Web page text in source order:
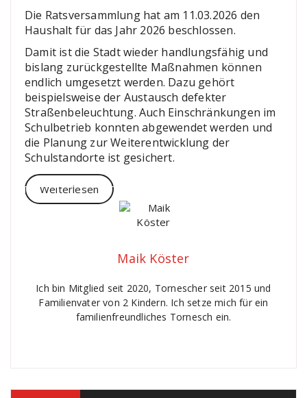
Die Ratsversammlung hat am 11.03.2026 den
Haushalt für das Jahr 2026 beschlossen.
Damit ist die Stadt wieder handlungsfähig und
bislang zurückgestellte Maßnahmen können
endlich umgesetzt werden. Dazu gehört
beispielsweise der Austausch defekter
Straßenbeleuchtung. Auch Einschränkungen im
Schulbetrieb konnten abgewendet werden und
die Planung zur Weiterentwicklung der
Schulstandorte ist gesichert.
Weiterlesen
Maik Köster
Ich bin Mitglied seit 2020, Tornescher seit 2015 und
Familienvater von 2 Kindern. Ich setze mich für ein
familienfreundliches Tornesch ein.